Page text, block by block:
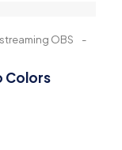
OBS
-
Colors